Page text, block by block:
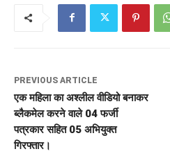
PREVIOUS ARTICLE
एक महिला का अश्लील वीडियो बनाकर
ब्लैकमेल करने वाले 04 फर्जी
पत्रकार सहित 05 अभियुक्त
गिरफ्तार।